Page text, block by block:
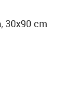
30x90 cm